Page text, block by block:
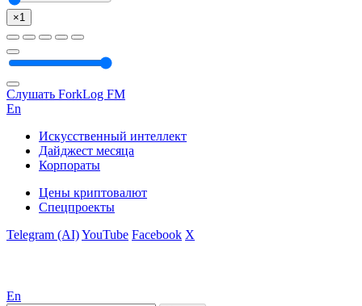
×1
Слушать ForkLog FM
En
Искусственный интеллект
Дайджест месяца
Корпораты
Цены криптовалют
Спецпроекты
Telegram (AI)YouTube Facebook X
En